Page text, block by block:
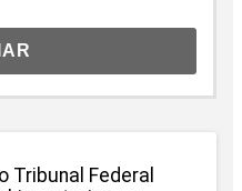
Tribunal Federal